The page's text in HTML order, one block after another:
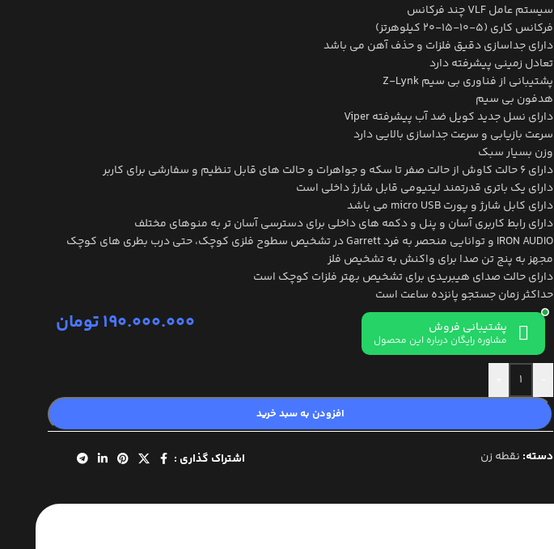
سیستم عامل VLF چند فرکانس
فرکانس کاری (5-10-15-20 کیلوهرتز)
دارای جداسازی دقیق فلزات و حذف آهن می باشد
تعادل زمینی پیشرفته دارد
پشتیبانی از فناوری بی سیم Z-Lynk
هدفون بی سیم
دارای نسل جدید کویل ضد آب پیشرفته Viper
سرعت بازیابی و سرعت جداسازی بالایی دارد
وزن بسیار سبک
دارای 6 حالت کاوش از حالت صفر تا سکه و جواهرات و حالت های قابل تنظیم و سفارشی برای کاربر
دارای یک باتری قدرتمند لیتیومی قابل شارژ داخلی است
دارای کابل شارژ و پورت micro USB می باشد
دارای رابط کاربری آسان و پنل و دکمه های داخلی برای دسترسی آسان تر به منوهای مختلف
IRON AUDIO و توانایی منحصر به فرد Garrett در تشخیص سطوح فلزی کوچک، حتی درب بطری های کوچک
مجهز به پنج تن صدا برای واکنش به تشخیص فلز
دارای حالت صدای هیبریدی برای تشخیص بهتر فلزات کوچک است
حداکثر زمان جستجو پانزده ساعت است
پشتیبانی فروش
مشاوره رایگان درباره این محصول
190.000.000تومان
افزودن به سبد خرید
دسته: نقطه زن اشتراک گذاری :